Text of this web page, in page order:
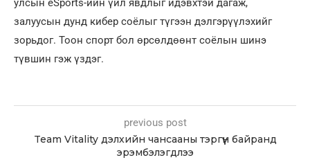
улсын eSports-ийн үйл явдлыг идэвхтэй дагаж,
залуусын дунд кибер соёлыг түгээн дэлгэрүүлэхийг
зорьдог. Тоон спорт бол өрсөлдөөнт соёлын шинэ
түвшин гэж үздэг.
previous post
Team Vitality дэлхийн чансааны тэргүүн байранд
эрэмбэлэгдлээ